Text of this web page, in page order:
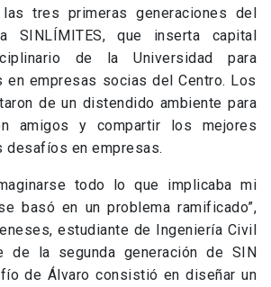
tres primeras generaciones del
SINLÍMITES, que inserta capital
de la Universidad para
empresas socias del Centro. Los
de un distendido ambiente para
amigos y compartir los mejores
desafíos en empresas.
todo lo que implicaba mi
basó en un problema ramificado”,
estudiante de Ingeniería Civil
de la segunda generación de SIN
de Álvaro consistió en diseñar un